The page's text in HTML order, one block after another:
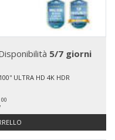
5/7 giorni
ULTRA HD 4K HDR
00